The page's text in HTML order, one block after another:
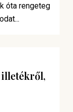
óta rengeteg
illetékről,